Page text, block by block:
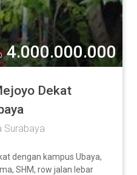
4.000.000.000
Dekat
Surabaya
dengan kampus Ubaya,
SHM, row jalan lebar